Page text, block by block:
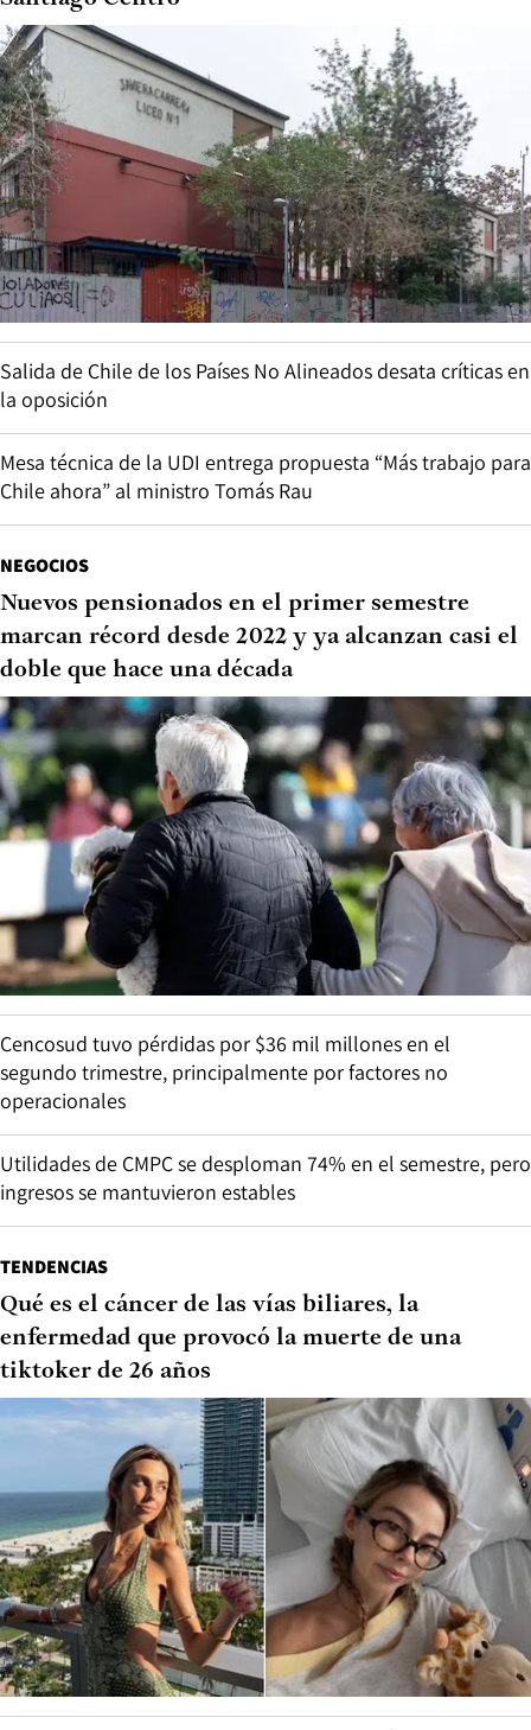
Salida de Chile de los Países No Alineados desata críticas en
la oposición
Mesa técnica de la UDI entrega propuesta “Más trabajo para
Chile ahora” al ministro Tomás Rau
NEGOCIOS
Nuevos pensionados en el primer semestre
marcan récord desde 2022 y ya alcanzan casi el
doble que hace una década
Cencosud tuvo pérdidas por $36 mil millones en el
segundo trimestre, principalmente por factores no
operacionales
Utilidades de CMPC se desploman 74% en el semestre, pero
ingresos se mantuvieron estables
TENDENCIAS
Qué es el cáncer de las vías biliares, la
enfermedad que provocó la muerte de una
tiktoker de 26 años